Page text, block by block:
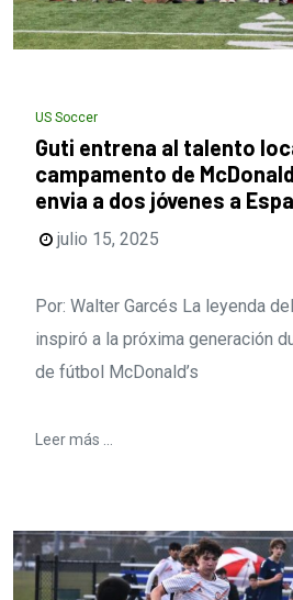
US Soccer
Guti entrena al talento
campamento de
envia a dos jóvenes a
julio 15, 2025
Por: Walter Garcés La leyenda
inspiró a la próxima generación
de fútbol McDonald’s
Leer más ...